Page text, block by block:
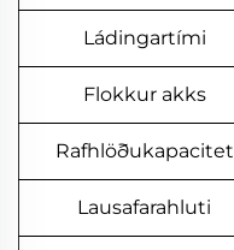
Ládingartími
Flokkur akks
Rafhlöðukapacitet
Lausafarahluti